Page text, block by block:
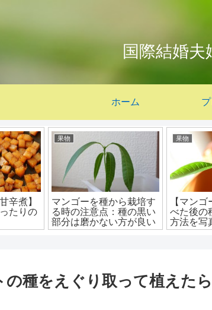
国際結婚
ホーム
理】砂
法＆美
果物
【イチゴを種から発芽さ
せる実験】スーパーのい
ちごのつぶつぶから栽培
できるのか？
食
【すも
方】皮ご
酸っぱい
の種をえぐり取って植えた